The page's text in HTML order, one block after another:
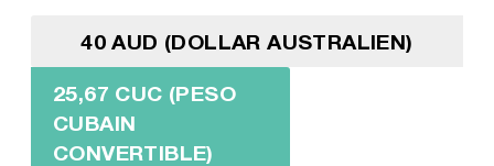
40 AUD (DOLLAR AUSTRALIEN)
25,67 CUC (PESO
CUBAIN
CONVERTIBLE)